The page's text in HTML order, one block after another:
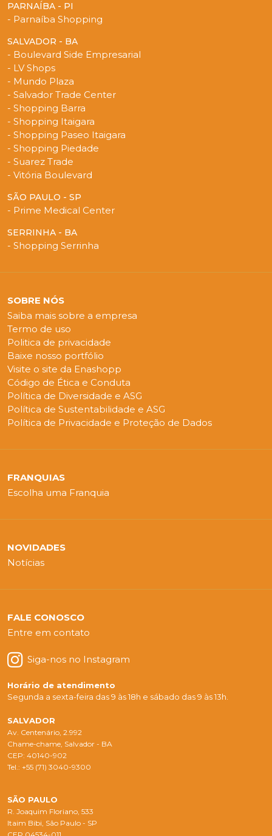
PARNAÍBA - PI
- Parnaíba Shopping
SALVADOR - BA
- Boulevard Side Empresarial
- LV Shops
- Mundo Plaza
- Salvador Trade Center
- Shopping Barra
- Shopping Itaigara
- Shopping Paseo Itaigara
- Shopping Piedade
- Suarez Trade
- Vitória Boulevard
SÃO PAULO - SP
- Prime Medical Center
SERRINHA - BA
- Shopping Serrinha
SOBRE NÓS
Saiba mais sobre a empresa
Termo de uso
Politica de privacidade
Baixe nosso portfólio
Visite o site da Enashopp
Código de Ética e Conduta
Política de Diversidade e ASG
Política de Sustentabilidade e ASG
Política de Privacidade e Proteção de Dados
FRANQUIAS
Escolha uma Franquia
NOVIDADES
Notícias
FALE CONOSCO
Entre em contato
Siga-nos no Instagram
Horário de atendimento
Segunda a sexta-feira das 9 às 18h e sábado das 9 às 13h.
SALVADOR
Av. Centenário, 2.992
Chame-chame, Salvador - BA
CEP: 40140-902
Tel.: +55 (71) 3040-9300
SÃO PAULO
R. Joaquim Floriano, 533
Itaim Bibi, São Paulo - SP